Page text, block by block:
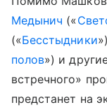
Медынич («
(«Бесстыдники
полов») и
встречного»
предстанет на